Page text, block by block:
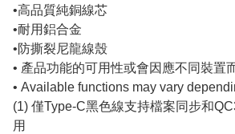
•高品質純銅線芯
•耐用鋁合金
•防撕裂尼龍線殼
• 產品功能的可用性或會因應不同裝置
• Available functions may vary
(1) 僅Type-C黑色線支持檔案同步和
用